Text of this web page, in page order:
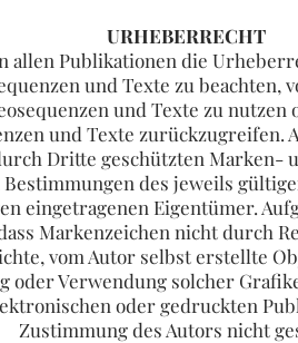
URHEBERRECHT
allen Publikationen die
und Texte zu beachten,
und Texte zu
und Texte zurückzugreifen.
Dritte geschützten Marken-
des jeweils
eingetragenen Eigentümer.
Markenzeichen nicht durch
vom Autor selbst erstellte
oder Verwendung solcher
oder gedruckten
Zustimmung des Autors nicht